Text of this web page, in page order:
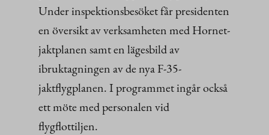
Under inspektionsbesöket får presidenten
en översikt av verksamheten med Hornet-
jaktplanen samt en lägesbild av
ibruktagningen av de nya F-35-
jaktflygplanen. I programmet ingår också
ett möte med personalen vid
flygflottiljen.